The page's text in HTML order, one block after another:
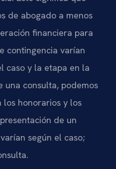
de abogado a menos
financiera para
contingencia varían
caso y la etapa en la
una consulta, podemos
honorarios y los
de un
según el caso;